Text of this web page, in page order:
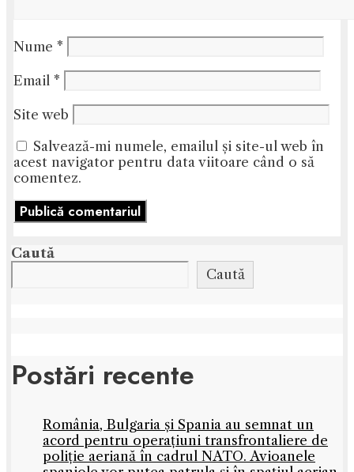
Nume *
Email *
Site web
Salvează-mi numele, emailul și site-ul web în
acest navigator pentru data viitoare când o să
comentez.
Caută
Caută
Postări recente
România, Bulgaria și Spania au semnat un
acord pentru operațiuni transfrontaliere de
poliție aeriană în cadrul NATO. Avioanele